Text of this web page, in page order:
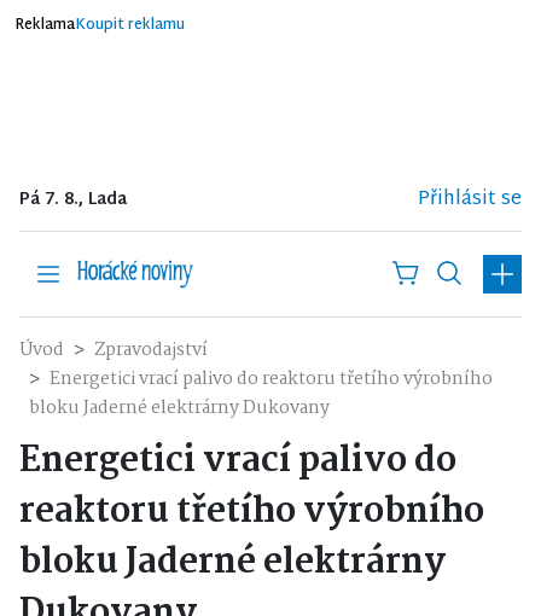
ReklamaKoupit reklamu
Pá 7. 8., Lada Přihlásit se
Úvod
Zpravodajství
Energetici vrací palivo do reaktoru třetího výrobního
bloku Jaderné elektrárny Dukovany
Energetici vrací palivo do
reaktoru třetího výrobního
bloku Jaderné elektrárny